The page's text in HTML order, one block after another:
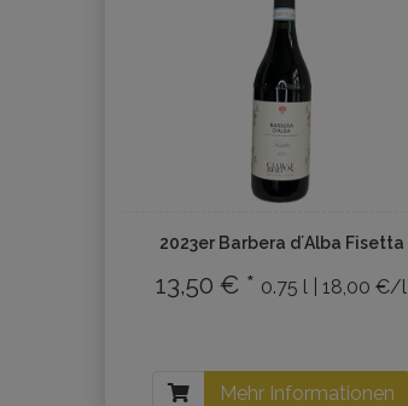
2023er Barbera d´Alba Fisetta
13,50 € * 0.75 l | 18,00 €/l
Mehr Informationen